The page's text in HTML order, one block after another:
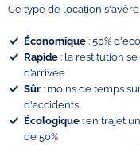
Ce type de location s'avère
Économique : 50%
Rapide : la restitution
d’arrivée
Sûr : moins de temps
d'accidents
Écologique : en trajet
de 50%